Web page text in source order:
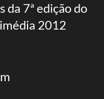
da 7ª edição do
2012